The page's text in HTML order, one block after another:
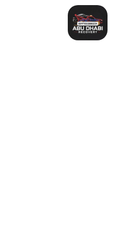
المحتوى